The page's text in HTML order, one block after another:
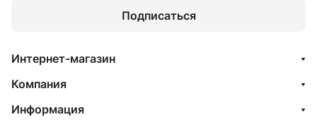
Подписаться
Интернет-магазин
Компания
Информация